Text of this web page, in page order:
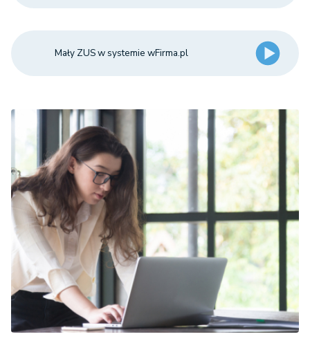
Mały ZUS w systemie wFirma.pl